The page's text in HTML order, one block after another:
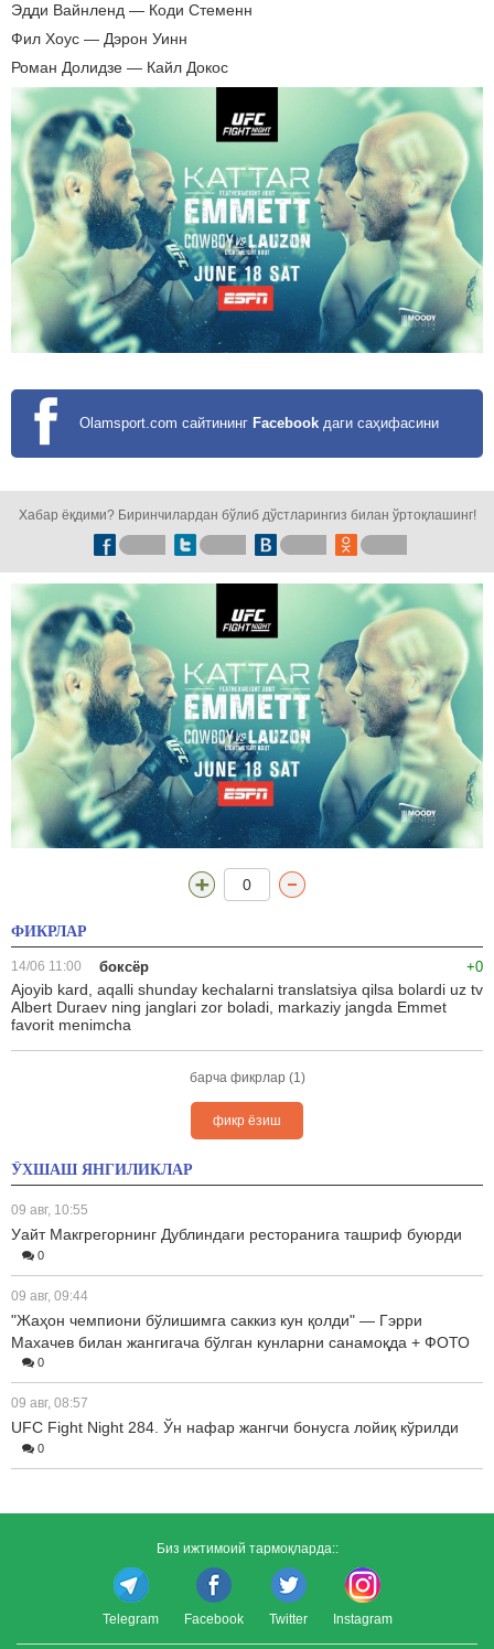
Эдди Вайнленд — Коди Стеменн
Фил Хоус — Дэрон Уинн
Роман Долидзе — Кайл Докос
Olamsport.com сайтининг Facebook даги саҳифасини
Хабар ёқдими? Биринчилардан бўлиб дўстларингиз билан ўртоқлашинг!
0
ФИКРЛАР
+0
14/06 11:00 боксёр
Ajoyib kard, aqalli shunday kechalarni translatsiya qilsa bolardi uz tv
Albert Duraev ning janglari zor boladi, markaziy jangda Emmet
favorit menimcha
барча фикрлар (1)
фикр ёзиш
ЎХШАШ ЯНГИЛИКЛАР
09 авг, 10:55
Уайт Макгрегорнинг Дублиндаги ресторанига ташриф буюрди
0
09 авг, 09:44
"Жаҳон чемпиони бўлишимга саккиз кун қолди" — Гэрри
Махачев билан жангигача бўлган кунларни санамоқда + ФОТО
0
09 авг, 08:57
UFC Fight Night 284. Ўн нафар жангчи бонусга лойиқ кўрилди
0
Биз ижтимоий тармоқларда::
Telegram Facebook Twitter Instagram